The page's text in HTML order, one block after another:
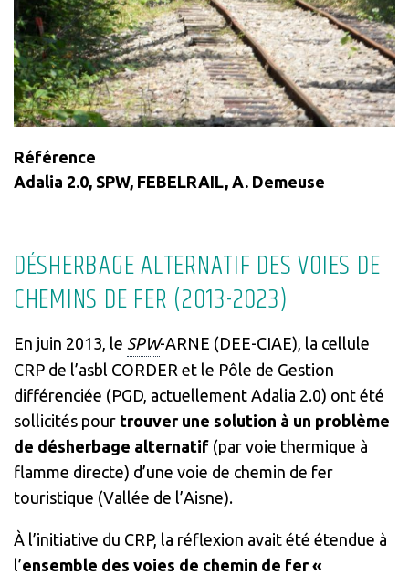
Référence
Adalia 2.0, SPW, FEBELRAIL, A. Demeuse
DÉSHERBAGE ALTERNATIF DES VOIES DE
CHEMINS DE FER (2013-2023)
En juin 2013, le SPW-ARNE (DEE-CIAE), la cellule
CRP de l’asbl CORDER et le Pôle de Gestion
différenciée (PGD, actuellement Adalia 2.0) ont été
sollicités pour trouver une solution à un problème
de désherbage alternatif(par voie thermique à
flamme directe) d’une voie de chemin de fer
touristique (Vallée de l’Aisne).
À l’initiative du CRP, la réflexion avait été étendue à
l’ensemble des voies de chemin de fer «